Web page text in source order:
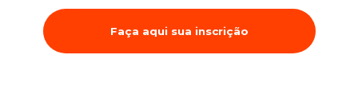
Faça aqui sua inscrição